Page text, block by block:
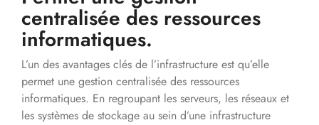
centralisée des ressources
informatiques.
L’un des avantages clés de l’infrastructure est qu’elle
permet une gestion centralisée des ressources
informatiques. En regroupant les serveurs, les réseaux et
les systèmes de stockage au sein d’une infrastructure